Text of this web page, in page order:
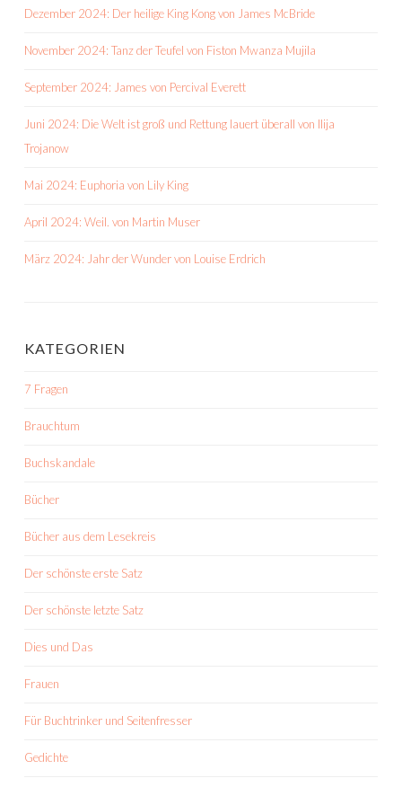
Dezember 2024: Der heilige King Kong von James McBride
November 2024: Tanz der Teufel von Fiston Mwanza Mujila
September 2024: James von Percival Everett
Juni 2024: Die Welt ist groß und Rettung lauert überall von Ilija
Trojanow
Mai 2024: Euphoria von Lily King
April 2024: Weil. von Martin Muser
März 2024: Jahr der Wunder von Louise Erdrich
KATEGORIEN
7 Fragen
Brauchtum
Buchskandale
Bücher
Bücher aus dem Lesekreis
Der schönste erste Satz
Der schönste letzte Satz
Dies und Das
Frauen
Für Buchtrinker und Seitenfresser
Gedichte